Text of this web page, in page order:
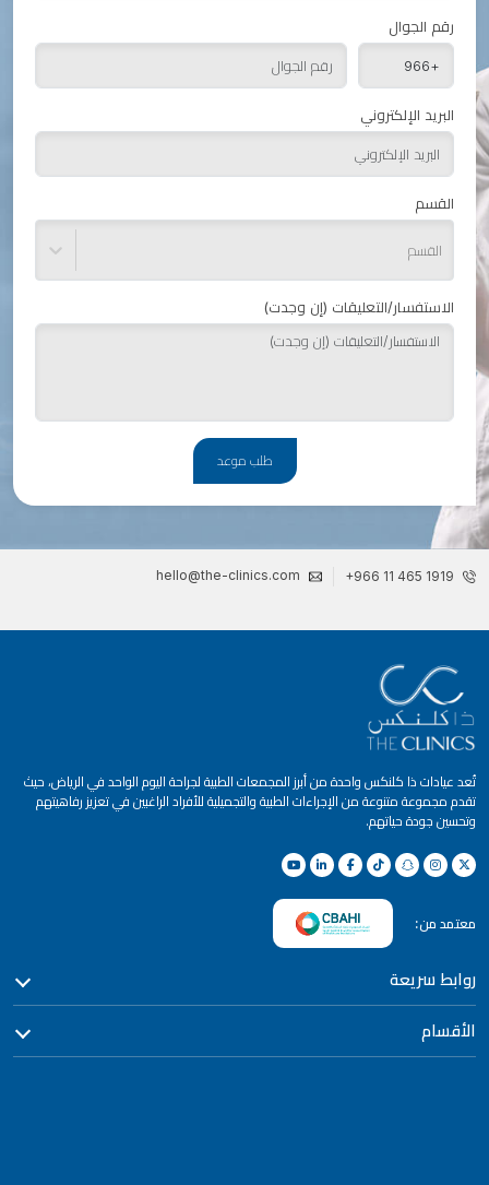
رقم الجوال
البريد الإلكتروني
القسم
القسم
الاستفسار/التعليقات (إن وجدت)
طلب موعد
+966 11 465 1919
hello@the-clinics.com
تُعد عيادات ذا كلنكس واحدة من أبرز المجمعات الطبية لجراحة اليوم الواحد في الرياض، حيث
تقدم مجموعة متنوعة من الإجراءات الطبية والتجميلية للأفراد الراغبين في تعزيز رفاهيتهم
وتحسين جودة حياتهم.
معتمد من:
روابط سريعة
الأقسام